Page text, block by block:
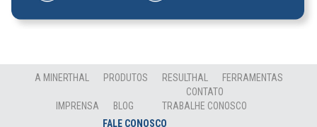
A MINERTHAL PRODUTOS RESULTHAL FERRAMENTAS
IMPRENSA BLOG
CONTATO
TRABALHE CONOSCO
FALE CONOSCO